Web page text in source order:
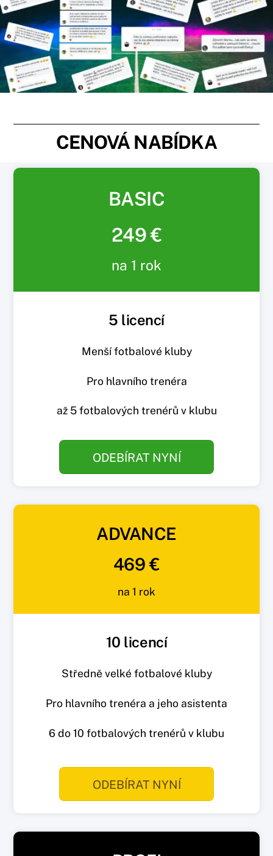
CENOVÁ NABÍDKA
BASIC
249 €
na 1 rok
5 licencí
Menší fotbalové kluby
Pro hlavního trenéra
až 5 fotbalových trenérů v klubu
ODEBÍRAT NYNÍ
ADVANCE
469 €
na 1 rok
10 licencí
Středně velké fotbalové kluby
Pro hlavního trenéra a jeho asistenta
6 do 10 fotbalových trenérů v klubu
ODEBÍRAT NYNÍ